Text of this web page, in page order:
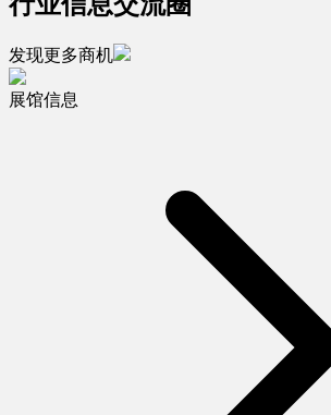
发现更多商机
展馆信息